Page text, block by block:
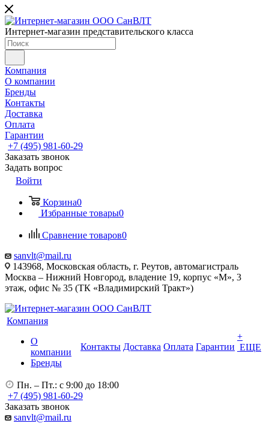
Интернет-магазин представительского класса
Компания
О компании
Бренды
Контакты
Доставка
Оплата
Гарантии
+7 (495) 981-60-29
Заказать звонок
Задать вопрос
Войти
Корзина0
Избранные товары0
Сравнение товаров0
sanvlt@mail.ru
143968, Московская область, г. Реутов, автомагистраль
Москва – Нижний Новгород, владение 19, корпус «М», 3
этаж, офис № 35 (ТК «Владимирский Тракт»)
Компания
О
компании
Бренды
Контакты Доставка Оплата Гарантии
+
ЕЩЕ
Пн. – Пт.: с 9:00 до 18:00
+7 (495) 981-60-29
Заказать звонок
sanvlt@mail.ru